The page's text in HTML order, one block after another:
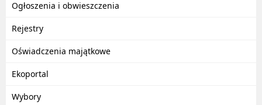
Ogłoszenia i obwieszczenia
Rejestry
Oświadczenia majątkowe
Ekoportal
Wybory